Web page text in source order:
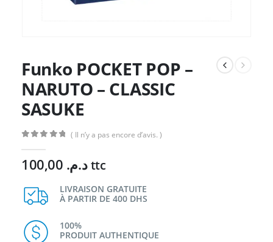
Funko POCKET POP –
NARUTO – CLASSIC
SASUKE
( Il n’y a pas encore d’avis. )
د.م. ttc
LIVRAISON GRATUITE
À PARTIR DE 400 DHS
100%
PRODUIT AUTHENTIQUE